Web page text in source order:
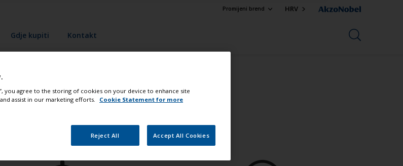
Promijeni brend HRV
Gdje kupiti Kontakt
profesionalni rezultat
you agree to the storing of cookies on your device to enhance site
assist in our marketing efforts.
Cookie Statement for more
Reject All Accept All Cookies